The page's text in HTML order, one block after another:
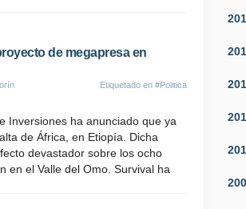
de megapresa en
Etiquetado en #Politica
Inversiones ha anunciado que ya
de África, en Etiopía. Dicha
devastador sobre los ocho
en el Valle del Omo. Survival ha